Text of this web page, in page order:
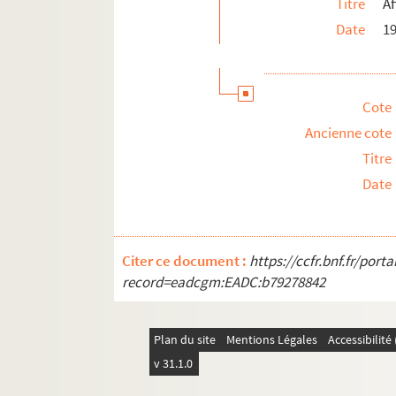
Ms 2844-A 643 D. Lettre de Michel
Ms 2844-A 644 D. Brouillon de
Ms 2844-A 645 D. Lettre de Michel
Ms 2844-A 646 D. Lettre de Michel
Ms 2844-A 648 D. Lettre de Michel
Ms 2844-A 649 D. Lettre de Louis-
Copies, doubles ou brouillons de
Contrats entre Jules, Michel et
Ms 2845 D. Lettres de Pierre-Jules et
Réception de l'œuvre et affaires diverses
Date
Cote
Ancienne cote
Titre
Date
Citer ce document : https://ccfr.bnf.fr/
record=eadcgm:EADC:b79278842
Plan du site Mentions Légales
v 31.1.0